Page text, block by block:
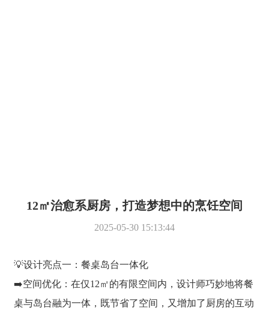
12㎡治愈系厨房，打造梦想中的烹饪空间
2025-05-30 15:13:44
💡设计亮点一：餐桌岛台一体化
➡️空间优化：在仅12㎡的有限空间内，设计师巧妙地将餐
桌与岛台融为一体，既节省了空间，又增加了厨房的互动